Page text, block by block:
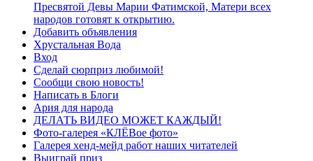
Пресвятой Девы Марии Фатимской, Матери всех
народов готовят к открытию.
Добавить объявления
Хрустальная Вода
Вход
Сделай сюрприз любимой!
Сообщи свою новость!
Написать в Блоги
Ария для народа
ДЕЛАТЬ ВИДЕО МОЖЕТ КАЖДЫЙ!
Фото-галерея «КЛЁВое фото»
Галерея хенд-мейд работ наших читателей
Выиграй приз